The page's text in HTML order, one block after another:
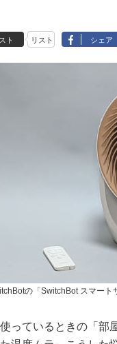
ト リスト シェア
の「SwitchBot スマート
っているときの「部